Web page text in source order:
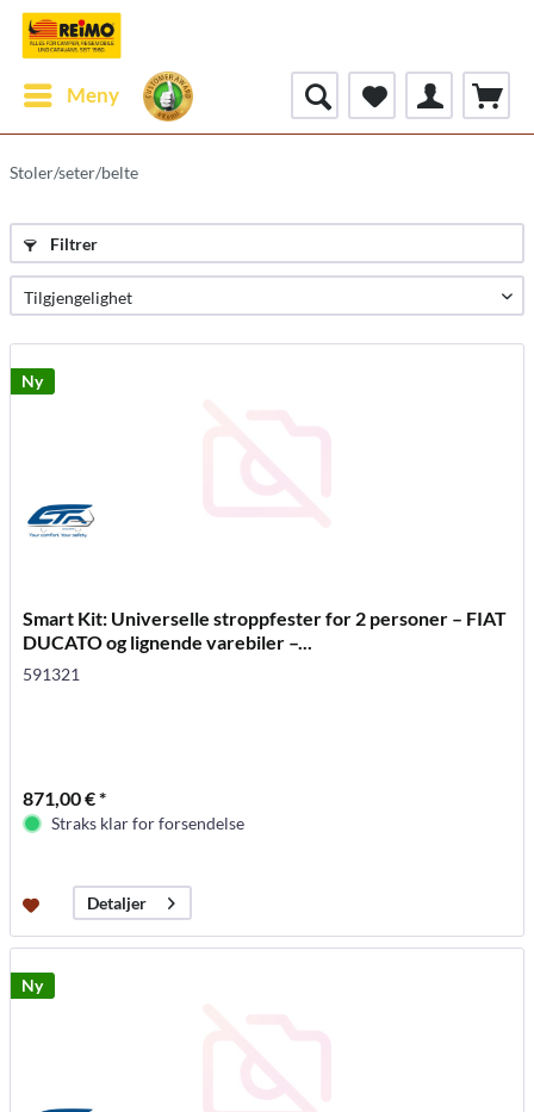
Meny
Stoler/seter/belte
Filtrer
Ny
Smart Kit: Universelle stroppfester for 2 personer – FIAT
DUCATO og lignende varebiler –...
591321
871,00 € *
Straks klar for forsendelse
Detaljer
Ny